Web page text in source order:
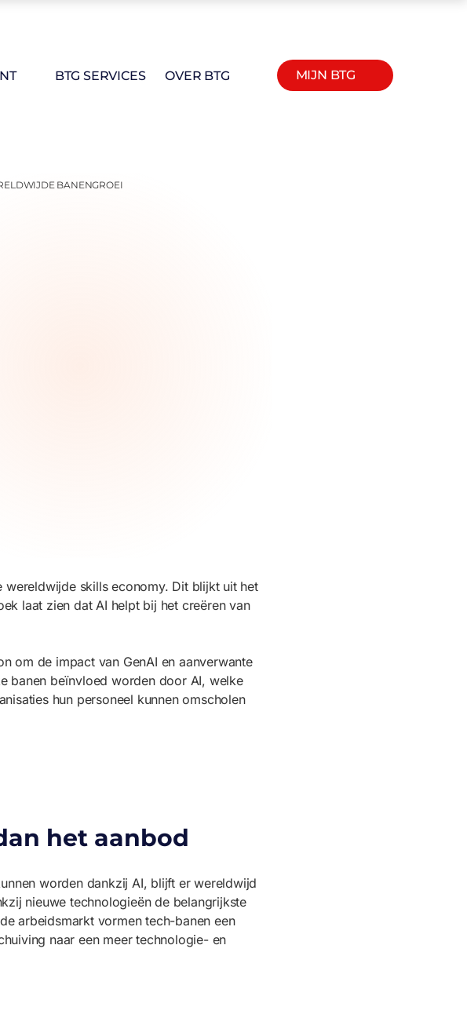
BTG SERVICES OVER BTG MIJN BTG
BANENGROEI
skills economy. Dit blijkt uit het
laat zien dat AI helpt bij het creëren van
om de impact van GenAI en aanverwante
banen beïnvloed worden door AI, welke
hun personeel kunnen omscholen
het aanbod
worden dankzij AI, blijft er wereldwijd
nieuwe technologieën de belangrijkste
arbeidsmarkt vormen tech-banen een
naar een meer technologie- en